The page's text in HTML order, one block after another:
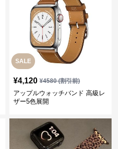
SALE
¥4,120 ¥4580(割引前)
アップルウォッチバンド 高級レ
ザー5色展開